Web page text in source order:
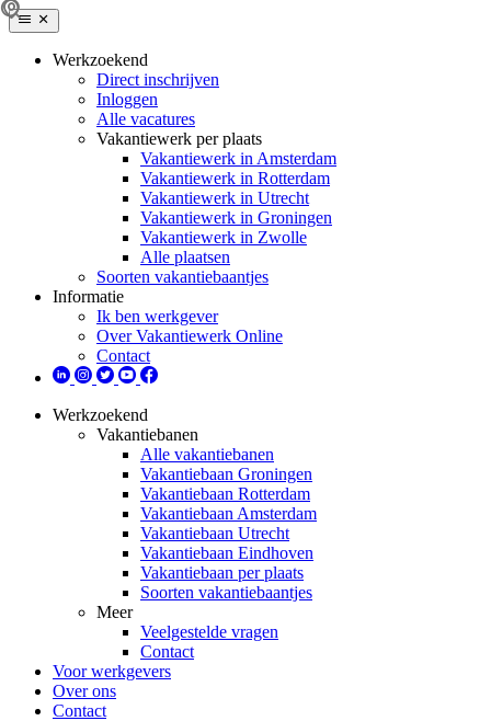
Werkzoekend
Direct inschrijven
Inloggen
Alle vacatures
Vakantiewerk per plaats
Vakantiewerk in Amsterdam
Vakantiewerk in Rotterdam
Vakantiewerk in Utrecht
Vakantiewerk in Groningen
Vakantiewerk in Zwolle
Alle plaatsen
Soorten vakantiebaantjes
Informatie
Ik ben werkgever
Over Vakantiewerk Online
Contact
Werkzoekend
Vakantiebanen
Alle vakantiebanen
Vakantiebaan Groningen
Vakantiebaan Rotterdam
Vakantiebaan Amsterdam
Vakantiebaan Utrecht
Vakantiebaan Eindhoven
Vakantiebaan per plaats
Soorten vakantiebaantjes
Meer
Veelgestelde vragen
Contact
Voor werkgevers
Over ons
Contact